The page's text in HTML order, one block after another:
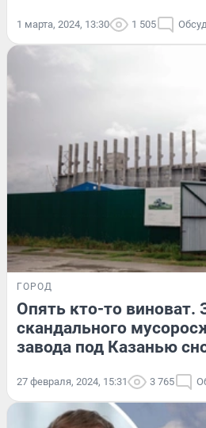
1 марта, 2024, 13:30 1 505
ГОРОД
Опять кто-то виноват.
скандального
завода под Казанью
27 февраля, 2024, 15:31 3 765